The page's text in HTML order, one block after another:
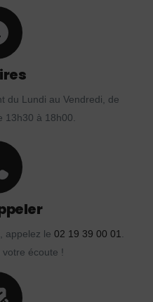
du Lundi au Vendredi, de
13h30 à 18h00.
appelez le 02 19 39 00 01.
écoute !